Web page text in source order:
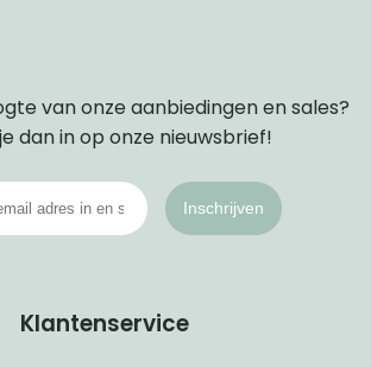
van onze aanbiedingen en sales?
dan in op onze nieuwsbrief!
Inschrijven
Klantenservice